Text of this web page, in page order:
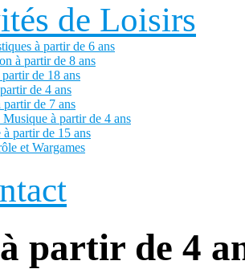
de Loisirs
à partir de 6 ans
à partir de 8 ans
de 18 ans
de 4 ans
partir de 7 ans
à partir de 4 ans
à partir de 15 ans
et Wargames
partir de 4